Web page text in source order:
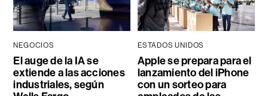
NEGOCIOS
El auge de la IA se
extiende a las acciones
industriales, según
ESTADOS UNIDOS
Apple se prepara para el
lanzamiento del iPhone
con un sorteo para